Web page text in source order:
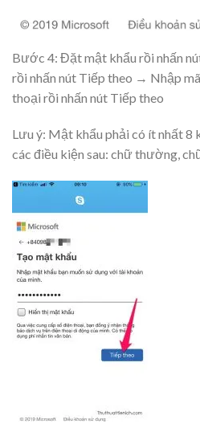
Bước 4: Đặt mật khẩu rồi nhấn
rồi nhấn nút Tiếp theo → Nhập
thoại rồi nhấn nút Tiếp theo
Lưu ý: Mật khẩu phải có ít nhất
các điều kiện sau: chữ thường,